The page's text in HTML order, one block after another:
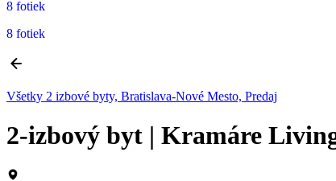
8 fotiek
8 fotiek
Všetky 2 izbové byty, Bratislava-Nové Mesto, Predaj
2-izbový byt | Kramáre